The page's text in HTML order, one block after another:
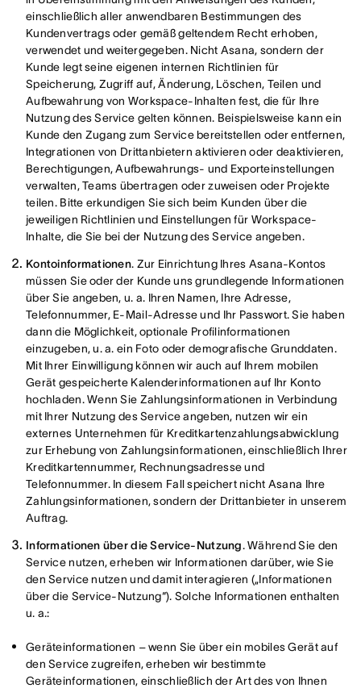
einschließlich aller anwendbaren Bestimmungen des
Kundenvertrags oder gemäß geltendem Recht erhoben,
verwendet und weitergegeben. Nicht Asana, sondern der
Kunde legt seine eigenen internen Richtlinien für
Speicherung, Zugriff auf, Änderung, Löschen, Teilen und
Aufbewahrung von Workspace-Inhalten fest, die für Ihre
Nutzung des Service gelten können. Beispielsweise kann ein
Kunde den Zugang zum Service bereitstellen oder entfernen,
Integrationen von Drittanbietern aktivieren oder deaktivieren,
Berechtigungen, Aufbewahrungs- und Exporteinstellungen
verwalten, Teams übertragen oder zuweisen oder Projekte
teilen. Bitte erkundigen Sie sich beim Kunden über die
jeweiligen Richtlinien und Einstellungen für Workspace-
Inhalte, die Sie bei der Nutzung des Service angeben.
Kontoinformationen. Zur Einrichtung Ihres Asana-Kontos
müssen Sie oder der Kunde uns grundlegende Informationen
über Sie angeben, u. a. Ihren Namen, Ihre Adresse,
Telefonnummer, E-Mail-Adresse und Ihr Passwort. Sie haben
dann die Möglichkeit, optionale Profilinformationen
einzugeben, u. a. ein Foto oder demografische Grunddaten.
Mit Ihrer Einwilligung können wir auch auf Ihrem mobilen
Gerät gespeicherte Kalenderinformationen auf Ihr Konto
hochladen. Wenn Sie Zahlungsinformationen in Verbindung
mit Ihrer Nutzung des Service angeben, nutzen wir ein
externes Unternehmen für Kreditkartenzahlungsabwicklung
zur Erhebung von Zahlungsinformationen, einschließlich Ihrer
Kreditkartennummer, Rechnungsadresse und
Telefonnummer. In diesem Fall speichert nicht Asana Ihre
Zahlungsinformationen, sondern der Drittanbieter in unserem
Auftrag.
Informationen über die Service-Nutzung. Während Sie den
Service nutzen, erheben wir Informationen darüber, wie Sie
den Service nutzen und damit interagieren („Informationen
über die Service-Nutzung“). Solche Informationen enthalten
u. a.:
Geräteinformationen – wenn Sie über ein mobiles Gerät auf
den Service zugreifen, erheben wir bestimmte
Geräteinformationen, einschließlich der Art des von Ihnen